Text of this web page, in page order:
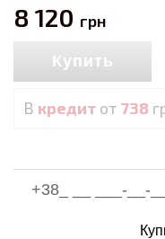
8 120 грн
Купить
В кредит от 738